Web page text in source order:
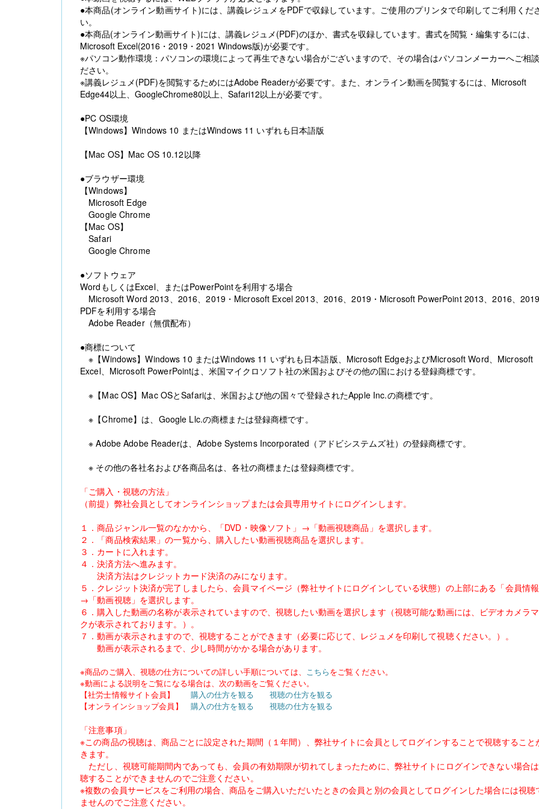
●本商品(オンライン動画サイト)には、講義レジュメをPDFで収録しています。ご使用のプリンタで印刷してご利用くだ
い。
●本商品(オンライン動画サイト)には、講義レジュメ(PDF)のほか、書式を収録しています。書式を閲覧・編集するには、
Microsoft Excel(2016・2019・2021 Windows版)が必要です。
※パソコン動作環境：パソコンの環境によって再生できない場合がございますので、その場合はパソコンメーカーへご相
ださい。
※講義レジュメ(PDF)を閲覧するためにはAdobe Readerが必要です。また、オンライン動画を閲覧するには、Microsoft
Edge44以上、GoogleChrome80以上、Safari12以上が必要です。
●PC OS環境
【Windows】Windows 10 またはWindows 11 いずれも日本語版
【Mac OS】Mac OS 10.12以降
●ブラウザー環境
【Windows】
Microsoft Edge
Google Chrome
【Mac OS】
Safari
Google Chrome
●ソフトウェア
WordもしくはExcel、またはPowerPointを利用する場合
Microsoft Word 2013、2016、2019・Microsoft Excel 2013、2016、2019・Microsoft PowerPoint 2013、2016、
PDFを利用する場合
Adobe Reader（無償配布）
●商標について
※【Windows】Windows 10 またはWindows 11 いずれも日本語版、Microsoft EdgeおよびMicrosoft Word、Microsoft
Excel、Microsoft PowerPointは、米国マイクロソフト社の米国およびその他の国における登録商標です。
※【Mac OS】Mac OSとSafariは、米国および他の国々で登録されたApple Inc.の商標です。
※【Chrome】は、Google Llc.の商標または登録商標です。
※ Adobe Adobe Readerは、Adobe Systems Incorporated（アドビシステムズ社）の登録商標です。
※ その他の各社名および各商品名は、各社の商標または登録商標です。
「ご購入・視聴の方法」
（前提）弊社会員としてオンラインショップまたは会員専用サイトにログインします。
１．商品ジャンル一覧のなかから、「DVD・映像ソフト」→「動画視聴商品」を選択します。
２．「商品検索結果」の一覧から、購入したい動画視聴商品を選択します。
３．カートに入れます。
４．決済方法へ進みます。
決済方法はクレジットカード決済のみになります。
５．クレジット決済が完了しましたら、会員マイページ（弊社サイトにログインしている状態）の上部にある「会員情
→「動画視聴」を選択します。
６．購入した動画の名称が表示されていますので、視聴したい動画を選択します（視聴可能な動画には、ビデオカメラ
クが表示されております。）。
７．動画が表示されますので、視聴することができます（必要に応じて、レジュメを印刷して視聴ください。）。
動画が表示されるまで、少し時間がかかる場合があります。
※商品のご購入、視聴の仕方についての詳しい手順については、 こちらをご覧ください。
※動画による説明をご覧になる場合は、次の動画をご覧ください。
【社労士情報サイト会員】 購入の仕方を観る
視聴の仕方を観る
【オンラインショップ会員】 購入の仕方を観る 視聴の仕方を観る
「注意事項」
※この商品の視聴は、商品ごとに設定された期間（１年間）、弊社サイトに会員としてログインすることで視聴すること
きます。
ただし、視聴可能期間内であっても、会員の有効期限が切れてしまったために、弊社サイトにログインできない場合
聴することができませんのでご注意ください。
※複数の会員サービスをご利用の場合、商品をご購入いただいたときの会員と別の会員としてログインした場合には視聴
ませんのでご注意ください。